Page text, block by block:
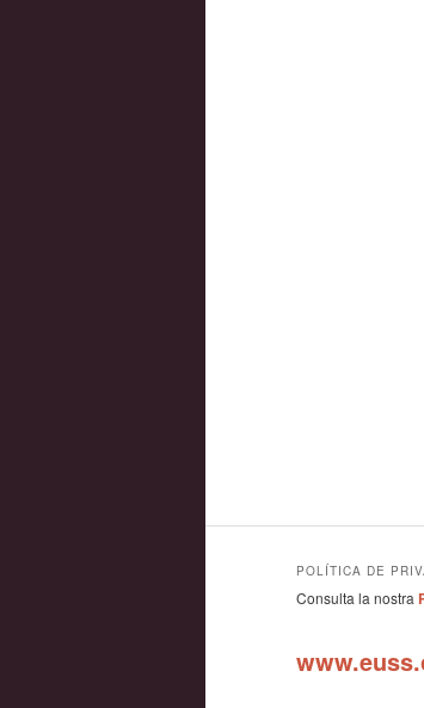
POLÍTICA DE
Consulta la nostra